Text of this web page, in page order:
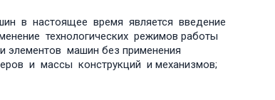
в настоящее время является введение
технологических режимов работы
элементов машин без применения
и массы конструкций и механизмов;